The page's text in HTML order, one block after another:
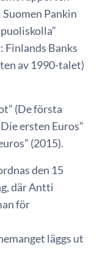
Pankin
Finlands Banks
av 1990-talet)
(De första
ersten Euros”
(2015).
den 15
där Antti
för
läggs ut